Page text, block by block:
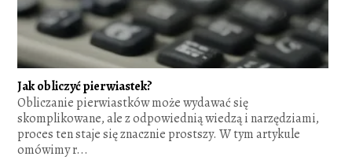
Jak obliczyć pierwiastek?
Obliczanie pierwiastków może wydawać się
skomplikowane, ale z odpowiednią wiedzą i narzędziami,
proces ten staje się znacznie prostszy. W tym artykule
omówimy r...